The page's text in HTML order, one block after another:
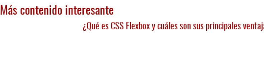
Más contenido interesante
¿Qué es CSS Flexbox y cuáles son sus principales